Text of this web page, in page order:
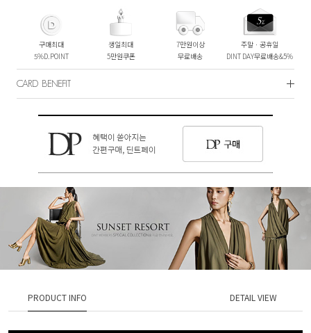
구매최대
5%D.POINT
생일최대
5만원쿠폰
7만원이상
무료배송
주말ㆍ공휴일
DINT DAY무료배송&5%
CARD BENEFIT
PRODUCT INFO DETAIL VIEW